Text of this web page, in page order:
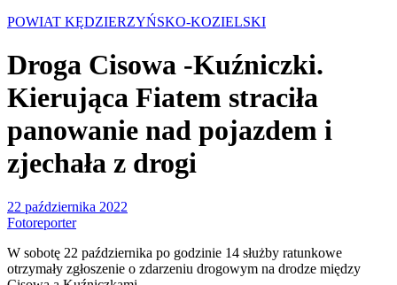
POWIAT KĘDZIERZYŃSKO-KOZIELSKI
Droga Cisowa -Kuźniczki.
Kierująca Fiatem straciła
panowanie nad pojazdem i
zjechała z drogi
22 października 2022
Fotoreporter
W sobotę 22 października po godzinie 14 służby ratunkowe
otrzymały zgłoszenie o zdarzeniu drogowym na drodze między